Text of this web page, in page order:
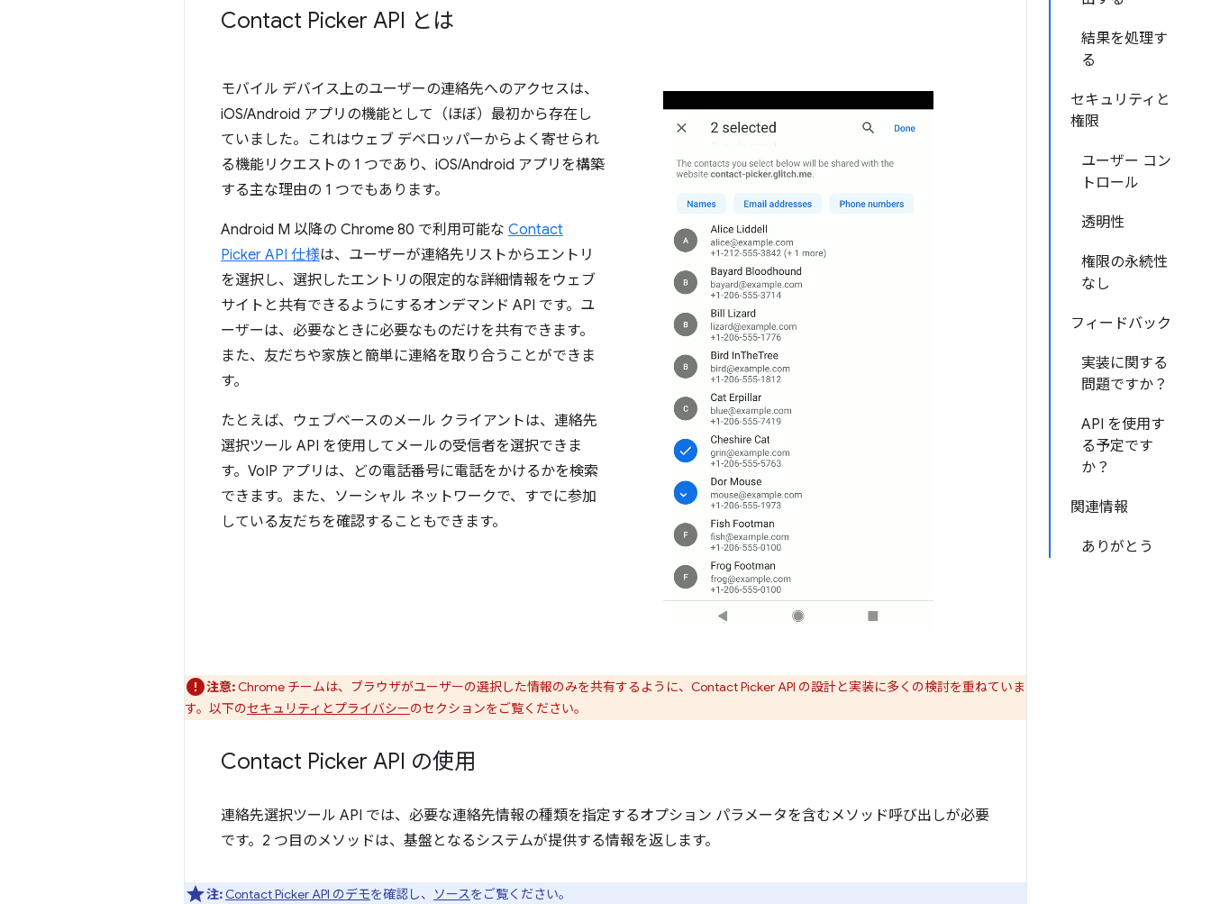
結果を処理す
る
セキュリティと
権限
ユーザー コン
トロール
透明性
権限の永続性
なし
フィードバック
実装に関する
問題ですか？
API を使用す
る予定です
か？
関連情報
ありがとう
Contact Picker API とは
モバイル デバイス上のユーザーの連絡先へのアクセスは、
iOS/Android アプリの機能として（ほぼ）最初から存在し
ていました。これはウェブ デベロッパーからよく寄せられ
る機能リクエストの 1 つであり、iOS/Android アプリを構築
する主な理由の 1 つでもあります。
Android M 以降の Chrome 80 で利用可能な Contact
Picker API 仕様は、ユーザーが連絡先リストからエントリ
を選択し、選択したエントリの限定的な詳細情報をウェブ
サイトと共有できるようにするオンデマンド API です。ユ
ーザーは、必要なときに必要なものだけを共有できます。
また、友だちや家族と簡単に連絡を取り合うことができま
す。
たとえば、ウェブベースのメール クライアントは、連絡先
選択ツール API を使用してメールの受信者を選択できま
す。VoIP アプリは、どの電話番号に電話をかけるかを検索
できます。また、ソーシャル ネットワークで、すでに参加
している友だちを確認することもできます。
注意:Chrome チームは、ブラウザがユーザーの選択した情報のみを共有するように、Contact Picker API の設計と実装に多くの検討を重ねていま
す。以下のセキュリティとプライバシーのセクションをご覧ください。
Contact Picker API の使用
連絡先選択ツール API では、必要な連絡先情報の種類を指定するオプション パラメータを含むメソッド呼び出しが必要
です。2 つ目のメソッドは、基盤となるシステムが提供する情報を返します。
注: Contact Picker API のデモを確認し、 ソースをご覧ください。